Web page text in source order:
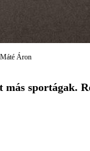
Áron
sportágak.